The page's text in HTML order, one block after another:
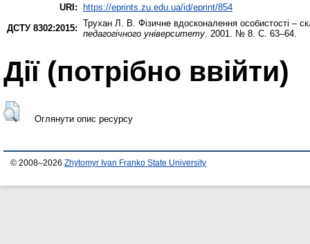
URI: https://eprints.zu.edu.ua/id/eprint/854
ДСТУ 8302:2015: Трухан Л. В. Фізичне вдосконалення особистості –
педагогічного університету . 2001. № 8. С. 63–64.
Дії ​​(потрібно ввійти)
Оглянути опис ресурсу
© 2008–2026 Zhytomyr Ivan Franko State University